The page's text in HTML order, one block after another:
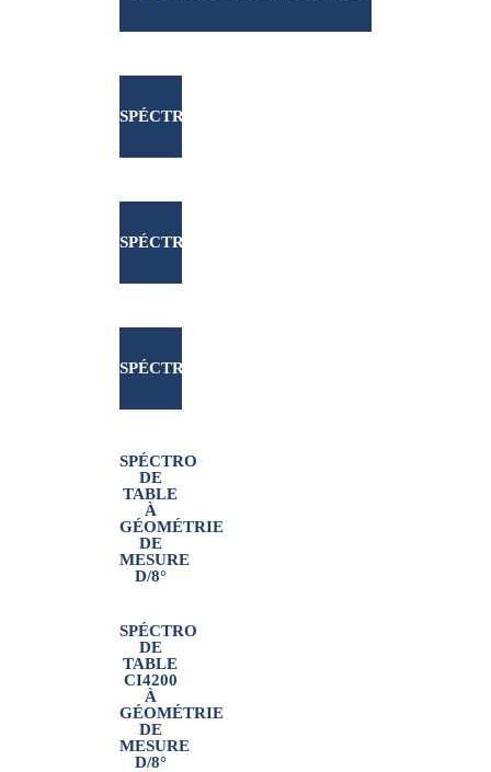
SPÉCTRO
CI7800
ET
CI7600-
SPÉCTRO
CI4200
ET
CI4200-
UV
SPÉCTRO
SANS
CONTACT
SPÉCTRO
DE
TABLE
À
GÉOMÉTRIE
DE
MESURE
D/8°
SPÉCTRO
DE
TABLE
CI4200
À
GÉOMÉTRIE
DE
MESURE
D/8°